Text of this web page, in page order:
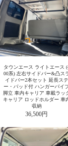
タウンエース ライトエース
00系) 左右サイドバー&凸ス
イドバー2本セット 延長ステ
ー・パッド付 ハンガーパイ
脚立 車内キャリア 車載ラッ
キャリア ロッドホルダー 車
収納
36,500円